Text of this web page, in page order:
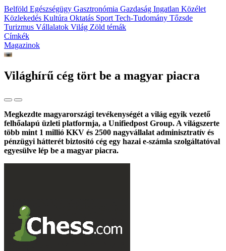
Belföld Egészségügy Gasztronómia Gazdaság Ingatlan Közélet
Közlekedés Kultúra Oktatás Sport Tech-Tudomány Tőzsde
Turizmus Vállalatok Világ Zöld témák
Címkék
Magazinok
Világhírű cég tört be a magyar piacra
Megkezdte magyarországi tevékenységét a világ egyik vezető
felhőalapú üzleti platformja, a Unifiedpost Group. A világszerte
több mint 1 millió KKV és 2500 nagyvállalat adminisztratív és
pénzügyi hátterét biztosító cég egy hazai e-számla szolgáltatóval
egyesülve lép be a magyar piacra.